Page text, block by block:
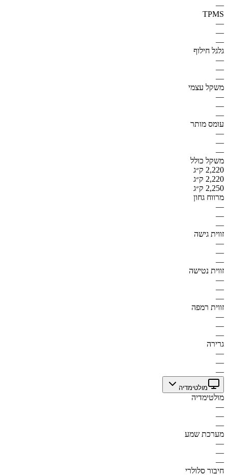
—
TPMS
—
—
—
גלגל חילוף
—
—
—
משקל עצמי
—
—
—
עומס מותר
—
—
—
משקל כולל
2,220 ק״ג
2,220 ק״ג
2,250 ק״ג
מרווח גחון
—
—
—
זווית גישה
—
—
—
זווית נטישה
—
—
—
זווית רמפה
—
—
—
גרירה
—
—
—
מולטימדיה
מולטימדיה
—
—
—
מערכת שמע
—
—
—
חיבור סלולרי